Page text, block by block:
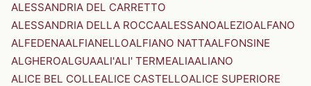
ALESSANDRIA DEL CARRETTO
ALESSANDRIA DELLA ROCCAALESSANOALEZIOALFANO
ALFEDENAALFIANELLOALFIANO NATTAALFONSINE
ALGHEROALGUAALI'ALI' TERMEALIAALIANO
ALICE BEL COLLEALICE CASTELLOALICE SUPERIORE